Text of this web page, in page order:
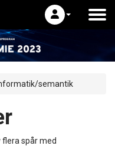
semantik
flera spår med